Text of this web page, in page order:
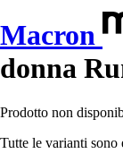
Macron
donna
Prodotto non
Tutte le varianti sono